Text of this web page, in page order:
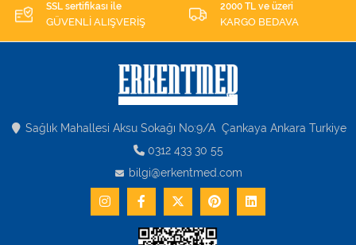
SSL sertifikası ile
GÜVENLİ ALIŞVERİŞ
2000 TL ve üzeri
KARGO BEDAVA
Sağlık Mahallesi Aksu Sokağı No:9/A Çankaya Ankara Turkiye
0312 433 30 55
bilgi@erkentmed.com